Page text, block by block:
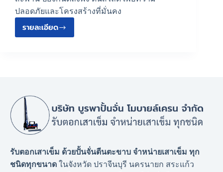
ปลอดภัยและโครงสร้างที่มั่นคง
รายละเอียด
รับตอกเสาเข็ม ด้วยปั้นจั่นตีนตะขาบ จำหน่ายเสาเข็ม ทุก
ชนิดทุกขนาด ในจังหวัด ปราจีนบุรี นครนายก สระแก้ว